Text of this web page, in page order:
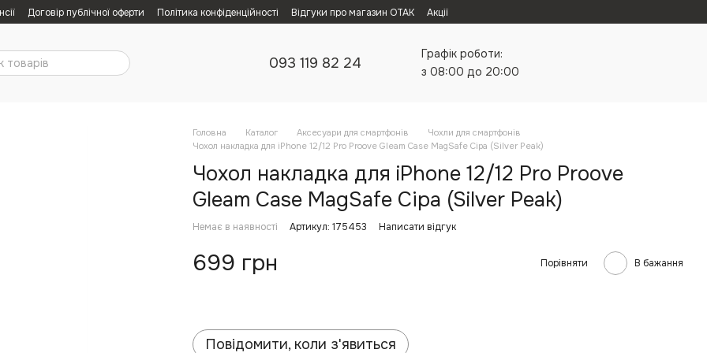
Договір публічної оферти Політика конфіденційності Відгуки про магазин ОТАК Акції
093 119 82 24
Графік роботи:
з 08:00 до 20:00
Головна Каталог Аксесуари для смартфонів
Чохли для смартфонів
Чохол накладка для iPhone 12/12 Pro Proove Gleam Case MagSafe Сіра (Silver Peak)
Чохол накладка для iPhone 12/12 Pro Proove
Gleam Case MagSafe Сіра (Silver Peak)
Немає в наявності Артикул: 175453 Написати відгук
699 грн Порівняти В бажання
Повідомити, коли з'явиться